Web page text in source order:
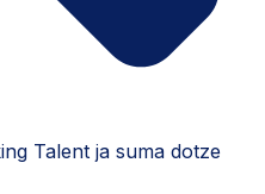
Talent ja suma dotze